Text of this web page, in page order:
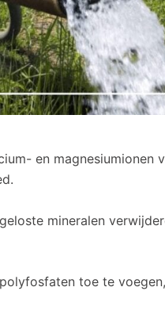
en magnesiumionen
mineralen
toe te